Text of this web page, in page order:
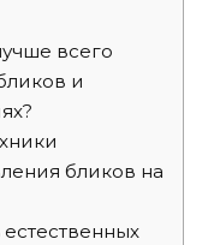
всего
и
бликов на